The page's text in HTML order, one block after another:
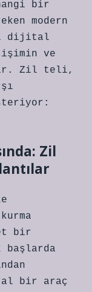
bir
modern
dijital
ve
Zil teli,
Zil
bir
başlarda
bir araç